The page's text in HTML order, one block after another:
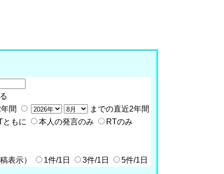
間
までの直近2年間
ともに 本人の発言のみ
RTのみ
表示） 1件/1日 3件/1日 5件/1日